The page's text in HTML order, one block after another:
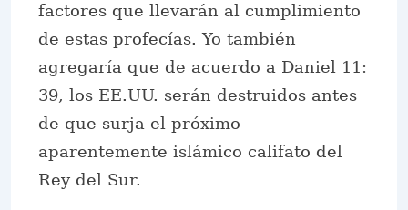
factores que llevarán al cumplimiento
de estas profecías. Yo también
agregaría que de acuerdo a Daniel 11:
39, los EE.UU. serán destruidos antes
de que surja el próximo
aparentemente islámico califato del
Rey del Sur.